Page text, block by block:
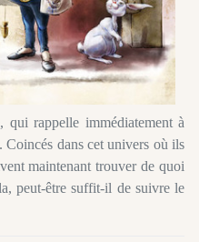
qui rappelle immédiatement à
Coincés dans cet univers où ils
maintenant trouver de quoi
peut-être suffit-il de suivre le